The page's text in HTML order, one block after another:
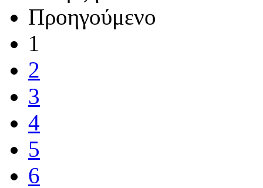
Προηγούμενο
1
2
3
4
5
6